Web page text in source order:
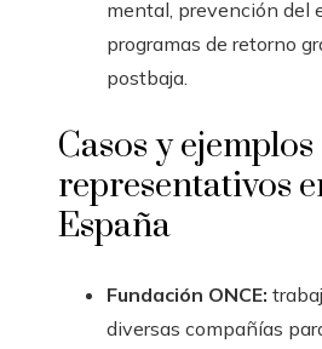
mental, prevención del
programas de retorno
postbaja.
Casos y ejemplos
representativos
España
Fundación ONCE:
diversas compañías